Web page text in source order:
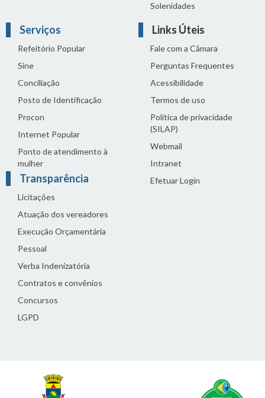
Solenidades
Serviços
Refeitório Popular
Sine
Conciliação
Posto de Identificação
Procon
Internet Popular
Ponto de atendimento à
mulher
Transparência
Licitações
Atuação dos vereadores
Execução Orçamentária
Pessoal
Verba Indenizatória
Contratos e convênios
Concursos
LGPD
Links Úteis
Fale com a Câmara
Perguntas Frequentes
Acessibilidade
Termos de uso
Política de privacidade
(SILAP)
Webmail
Intranet
Efetuar Login